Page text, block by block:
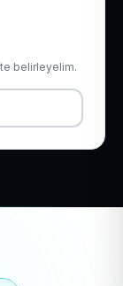
belirleyelim.